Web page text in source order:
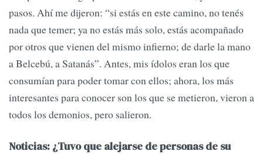
pasos. Ahí me dijeron: “si estás en este camino, no tenés
nada que temer; ya no estás más solo, estás acompañado
por otros que vienen del mismo infierno; de darle la mano
a Belcebú, a Satanás”. Antes, mis ídolos eran los que
consumían para poder tomar con ellos; ahora, los más
interesantes para conocer son los que se metieron, vieron a
todos los demonios, pero salieron.
Noticias: ¿Tuvo que alejarse de personas de su